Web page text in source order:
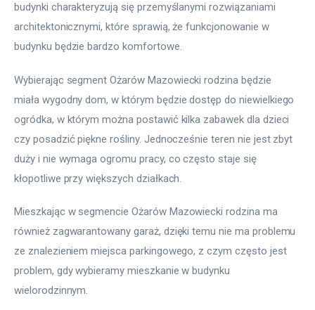
budynki charakteryzują się przemyślanymi rozwiązaniami
architektonicznymi, które sprawią, że funkcjonowanie w
budynku będzie bardzo komfortowe.
Wybierając segment Ożarów Mazowiecki rodzina będzie
miała wygodny dom, w którym będzie dostęp do niewielkiego
ogródka, w którym można postawić kilka zabawek dla dzieci
czy posadzić piękne rośliny. Jednocześnie teren nie jest zbyt
duży i nie wymaga ogromu pracy, co często staje się
kłopotliwe przy większych działkach.
Mieszkając w segmencie Ożarów Mazowiecki rodzina ma
również zagwarantowany garaż, dzięki temu nie ma problemu
ze znalezieniem miejsca parkingowego, z czym często jest
problem, gdy wybieramy mieszkanie w budynku
wielorodzinnym.